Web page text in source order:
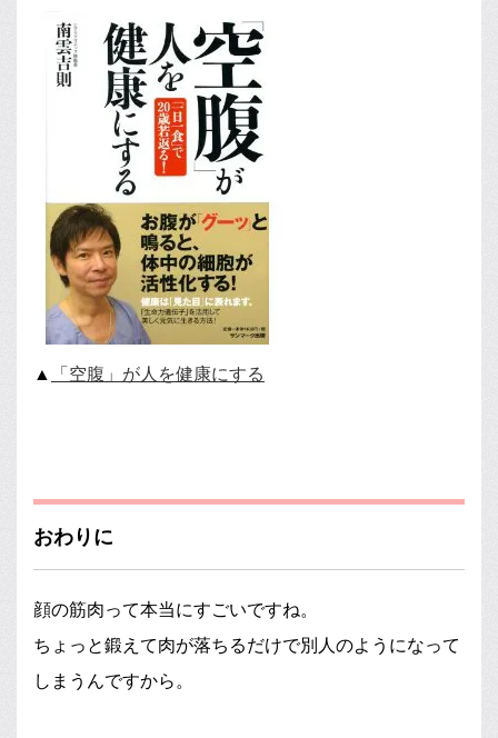
▲ 「空腹」が人を健康にする
おわりに
顔の筋肉って本当にすごいですね。
ちょっと鍛えて肉が落ちるだけで別人のようになって
しまうんですから。